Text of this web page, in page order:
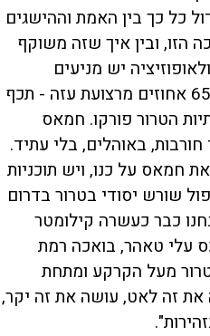
כל כך בין האמת וההישגים
הזו, ובין איך שזה משוקף
יש מניעים
פוליטיים. המציאות היא שכ־65 אחוזים מרצועת עזה - תכף
תשתיות הטרור פורקו. חמאס
באוהלים, בלי עתיד.
חמאס על כנו, ויש תוכניות
שורש יסודי בטרור בדרום
כבר כעשרה קילומטר
עלי טאהר, בואכה רמת
טרור מעל הקרקע ומתחת
זה לאט, עושה את זה יקר,